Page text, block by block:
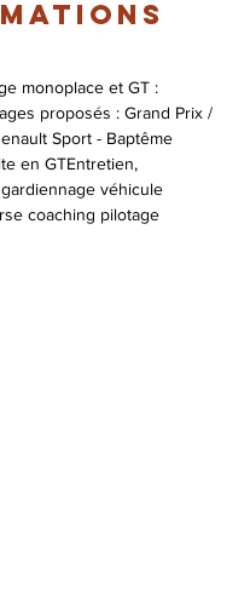
monoplace et GT :
proposés : Grand Prix /
Sport - Baptême
en GTEntretien,
véhicule
coaching pilotage